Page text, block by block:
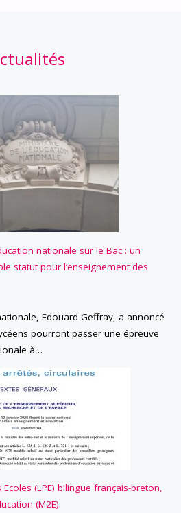
nationale sur le Bac : un
statut pour l’enseignement des
Edouard Geffray, a annoncé
pourront passer une épreuve
à…
(LPE) bilingue français-breton,
(M2E)